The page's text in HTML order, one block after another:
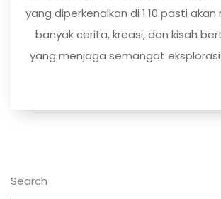
yang diperkenalkan di 1.10 pasti
banyak cerita, kreasi, dan kisah
yang menjaga semangat
Search